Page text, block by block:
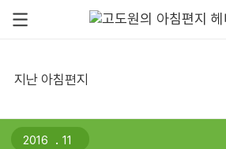
지난 아침편지
.